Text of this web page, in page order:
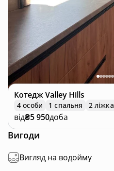
КотеджValley Hills
4 особи 1 спальня 2 ліжка
від₴5 950доба
Вигоди
Вигляд на водойму